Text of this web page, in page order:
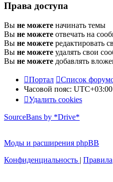
Права доступа
Вы не можете начинать темы
Вы не можете отвечать на
Вы не можете редактировать
Вы не можете удалять свои
Вы не можете добавлять
Портал
Список
Часовой пояс: UTC+03:00
Удалить cookies
SourceBans by *Drive*
Моды и расширения phpBB
Конфиденциальность | Правила